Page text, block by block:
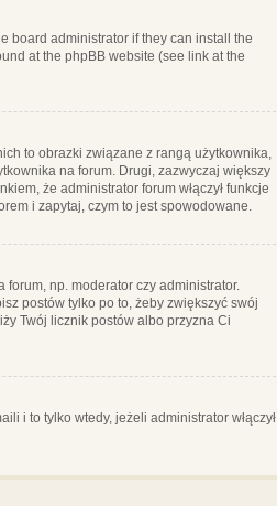
board administrator if they can install the
at the phpBB website (see link at the
to obrazki związane z rangą użytkownika,
na forum. Drugi, zazwyczaj większy
że administrator forum włączył funkcje
i zapytaj, czym to jest spowodowane.
np. moderator czy administrator.
postów tylko po to, żeby zwiększyć swój
Twój licznik postów albo przyzna Ci
i to tylko wtedy, jeżeli administrator włączył